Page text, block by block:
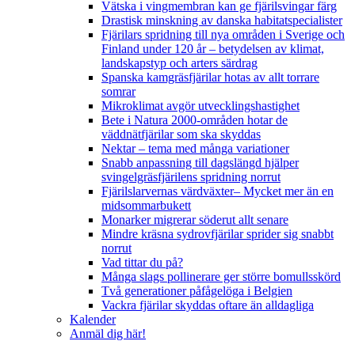
Vätska i vingmembran kan ge fjärilsvingar färg
Drastisk minskning av danska habitatspecialister
Fjärilars spridning till nya områden i Sverige och
Finland under 120 år– betydelsen av klimat,
landskapstyp och arters särdrag
Spanska kamgräsfjärilar hotas av allt torrare
somrar
Mikroklimat avgör utvecklingshastighet
Bete i Natura 2000-områden hotar de
väddnätfjärilar som ska skyddas
Nektar – tema med många variationer
Snabb anpassning till dagslängd hjälper
svingelgräsfjärilens spridning norrut
Fjärilslarvernas värdväxter– Mycket mer än en
midsommarbukett
Monarker migrerar söderut allt senare
Mindre kräsna sydrovfjärilar sprider sig snabbt
norrut
Vad tittar du på?
Många slags pollinerare ger större bomullsskörd
Två generationer påfågelöga i Belgien
Vackra fjärilar skyddas oftare än alldagliga
Kalender
Anmäl dig här!